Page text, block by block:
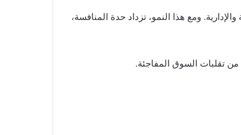
ومع هذا النمو، تزداد حدة المنافسة،
تقلبات السوق المفاجئة.